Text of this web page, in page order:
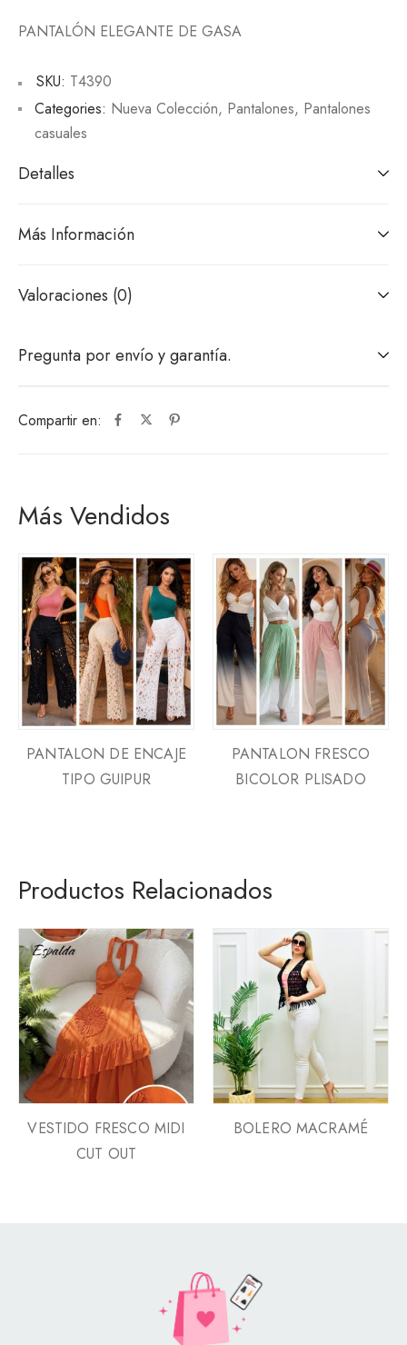
PANTALÓN ELEGANTE DE GASA
Compartir en:
SKU: T4390
Categories: Nueva Colección, Pantalones, Pantalones
casuales
Detalles
Más Información
Valoraciones (0)
Pregunta por envío y garantía.
Más Vendidos
PANTALON DE ENCAJE
TIPO GUIPUR
PANTALON FRESCO
BICOLOR PLISADO
Productos Relacionados
VESTIDO FRESCO MIDI
CUT OUT
BOLERO MACRAMÉ